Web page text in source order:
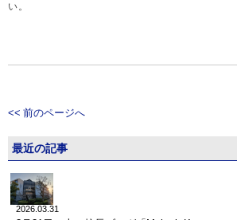
い。
<< 前のページへ
最近の記事
2026.03.31